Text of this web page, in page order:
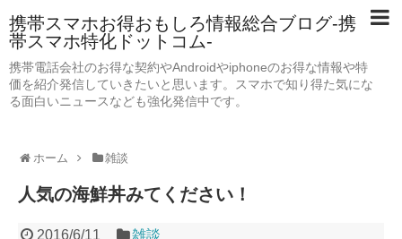
携帯スマホお得おもしろ情報総合ブログ-携
帯スマホ特化ドットコム-
携帯電話会社のお得な契約やAndroidやiphoneのお得な情報や特
価を紹介発信していきたいと思います。スマホで知り得た気にな
る面白いニュースなども強化発信中です。
ホーム 雑談
人気の海鮮丼みてください！
2016/6/11 雑談